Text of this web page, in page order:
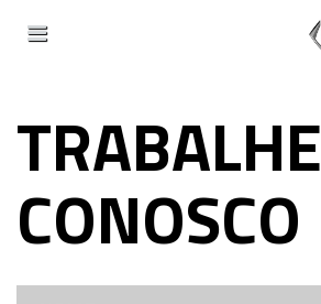
TRABALHE
CONOSCO